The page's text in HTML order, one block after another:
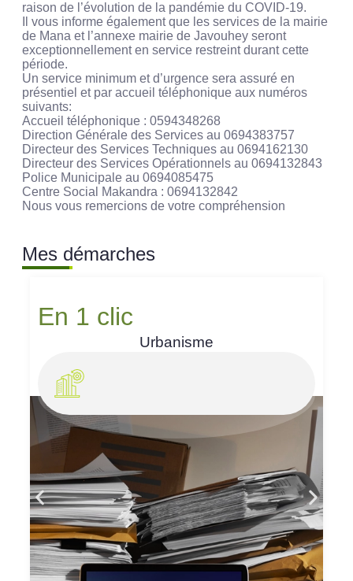
raison de l’évolution de la pandémie du COVID-19.
Il vous informe également que les services de la mairie
de Mana et l’annexe mairie de Javouhey seront
exceptionnellement en service restreint durant cette
période.
Un service minimum et d’urgence sera assuré en
présentiel et par accueil téléphonique aux numéros
suivants:
Accueil téléphonique : 0594348268
Direction Générale des Services au 0694383757
Directeur des Services Techniques au 0694162130
Directeur des Services Opérationnels au 0694132843
Police Municipale au 0694085475
Centre Social Makandra : 0694132842
Nous vous remercions de votre compréhension
Mes démarches
En 1 clic
Urbanisme